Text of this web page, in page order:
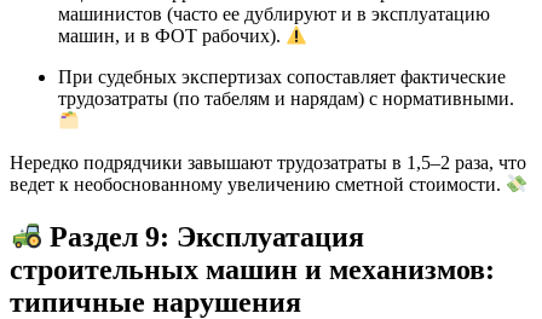
машинистов (часто ее дублируют и в эксплуатацию
машин, и в ФОТ рабочих).
При судебных экспертизах сопоставляет фактические
трудозатраты (по табелям и нарядам) с нормативными.
Нередко подрядчики завышают трудозатраты в 1,5–2 раза, что
ведет к необоснованному увеличению сметной стоимости.
Раздел 9: Эксплуатация
строительных машин и механизмов:
типичные нарушения